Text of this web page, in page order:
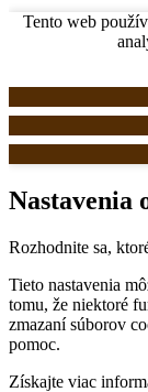
Tento web
Nastavenia
Rozhodnite sa,
Tieto nastavenia
tomu, že niektoré
zmazaní súborov
pomoc.
Získajte viac